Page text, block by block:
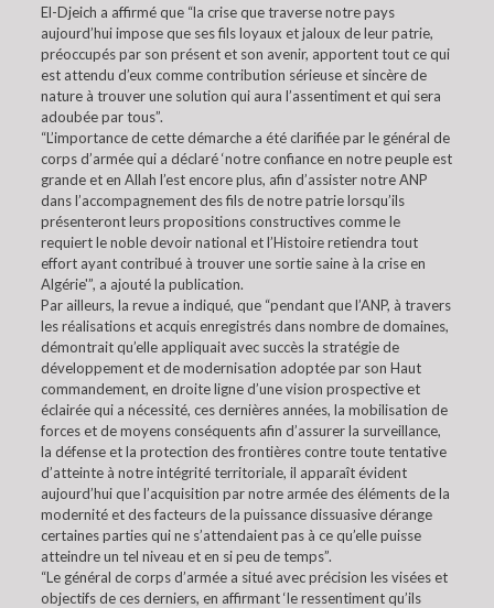
El-Djeich a affirmé que “la crise que traverse notre pays
aujourd’hui impose que ses fils loyaux et jaloux de leur patrie,
préoccupés par son présent et son avenir, apportent tout ce qui
est attendu d’eux comme contribution sérieuse et sincère de
nature à trouver une solution qui aura l’assentiment et qui sera
adoubée par tous”.
“L’importance de cette démarche a été clarifiée par le général de
corps d’armée qui a déclaré ‘notre confiance en notre peuple est
grande et en Allah l’est encore plus, afin d’assister notre ANP
dans l’accompagnement des fils de notre patrie lorsqu’ils
présenteront leurs propositions constructives comme le
requiert le noble devoir national et l’Histoire retiendra tout
effort ayant contribué à trouver une sortie saine à la crise en
Algérie'”, a ajouté la publication.
Par ailleurs, la revue a indiqué, que “pendant que l’ANP, à travers
les réalisations et acquis enregistrés dans nombre de domaines,
démontrait qu’elle appliquait avec succès la stratégie de
développement et de modernisation adoptée par son Haut
commandement, en droite ligne d’une vision prospective et
éclairée qui a nécessité, ces dernières années, la mobilisation de
forces et de moyens conséquents afin d’assurer la surveillance,
la défense et la protection des frontières contre toute tentative
d’atteinte à notre intégrité territoriale, il apparaît évident
aujourd’hui que l’acquisition par notre armée des éléments de la
modernité et des facteurs de la puissance dissuasive dérange
certaines parties qui ne s’attendaient pas à ce qu’elle puisse
atteindre un tel niveau et en si peu de temps”.
“Le général de corps d’armée a situé avec précision les visées et
objectifs de ces derniers, en affirmant ‘le ressentiment qu’ils